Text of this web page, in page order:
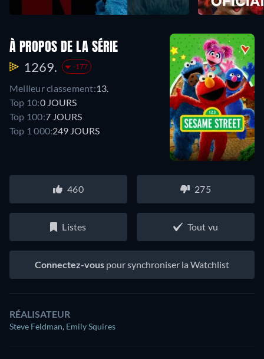
À PROPOS DE LA SÉRIE
1269. -177
Meilleur classement:13.
Top 10:0 JOURS
Top 100:7 JOURS
Top 1 000:249 JOURS
460 275
Listes Tout vu
Connectez-vous pour synchroniser la Watchlist
RÉALISATEUR
Steve Feldman, Emily Squires